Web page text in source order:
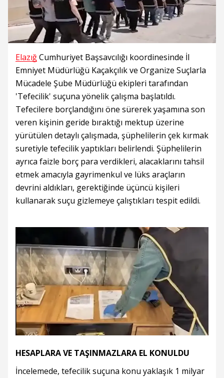
ElazığCumhuriyet Başsavcılığı koordinesinde İl
Emniyet Müdürlüğü Kaçakçılık ve Organize Suçlarla
Mücadele Şube Müdürlüğü ekipleri tarafından
'Tefecilik' suçuna yönelik çalışma başlatıldı.
Tefecilere borçlandığını öne sürerek yaşamına son
veren kişinin geride bıraktığı mektup üzerine
yürütülen detaylı çalışmada, şüphelilerin çek kırmak
suretiyle tefecilik yaptıkları belirlendi. Şüphelilerin
ayrıca faizle borç para verdikleri, alacaklarını tahsil
etmek amacıyla gayrimenkul ve lüks araçların
devrini aldıkları, gerektiğinde üçüncü kişileri
kullanarak suçu gizlemeye çalıştıkları tespit edildi.
HESAPLARA VE TAŞINMAZLARA EL KONULDU
İncelemede, tefecilik suçuna konu yaklaşık 1 milyar